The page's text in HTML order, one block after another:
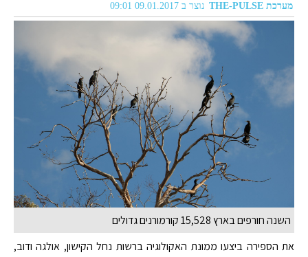
מערכת THE-PULSE נוצר ב 09.01.2017 09:01
השנה חורפים בארץ 15,528 קורמורנים גדולים
את הספירה ביצעו ממונת האקולוגיה ברשות נחל הקישון, אולגה ודוב,